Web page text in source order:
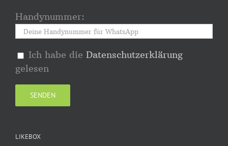
Handynummer:
Ich habe die Datenschutzerklärung
gelesen
LIKEBOX